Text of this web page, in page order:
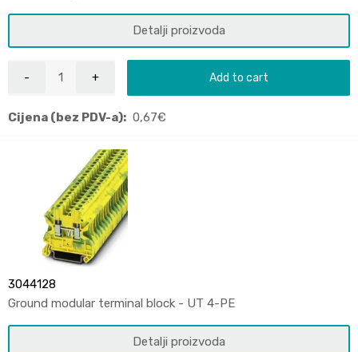
Detalji proizvoda
Add to cart
Cijena (bez PDV-a): 0,67€
3044128
Ground modular terminal block - UT 4-PE
Detalji proizvoda